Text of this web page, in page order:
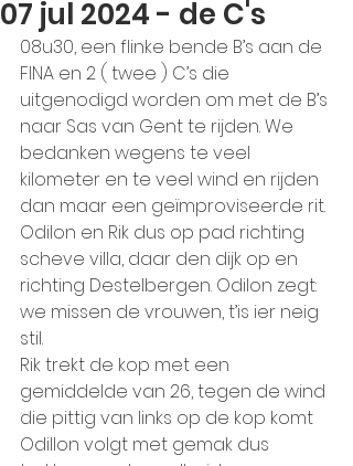
07 jul 2024 - de C's
08u30, een flinke bende B’s aan de
FINA en 2 ( twee ) C’s die
uitgenodigd worden om met de B’s
naar Sas van Gent te rijden. We
bedanken wegens te veel
kilometer en te veel wind en rijden
dan maar een geïmproviseerde rit.
Odilon en Rik dus op pad richting
scheve villa, daar den dijk op en
richting Destelbergen. Odilon zegt:
we missen de vrouwen, t’is ier neig
stil.
Rik trekt de kop met een
gemiddelde van 26, tegen de wind
die pittig van links op de kop komt
Odillon volgt met gemak dus